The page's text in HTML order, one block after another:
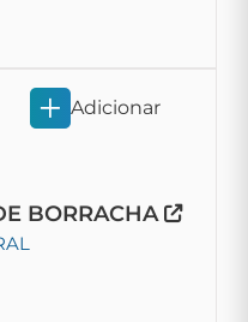
BORRACHA
Adicionar